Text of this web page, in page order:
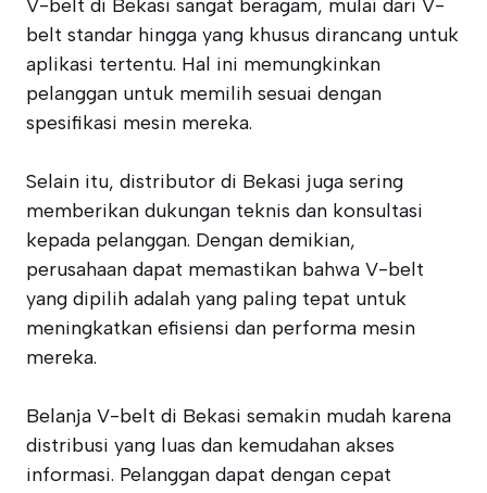
V-belt di Bekasi sangat beragam, mulai dari V-
belt standar hingga yang khusus dirancang untuk
aplikasi tertentu. Hal ini memungkinkan
pelanggan untuk memilih sesuai dengan
spesifikasi mesin mereka.
Selain itu, distributor di Bekasi juga sering
memberikan dukungan teknis dan konsultasi
kepada pelanggan. Dengan demikian,
perusahaan dapat memastikan bahwa V-belt
yang dipilih adalah yang paling tepat untuk
meningkatkan efisiensi dan performa mesin
mereka.
Belanja V-belt di Bekasi semakin mudah karena
distribusi yang luas dan kemudahan akses
informasi. Pelanggan dapat dengan cepat